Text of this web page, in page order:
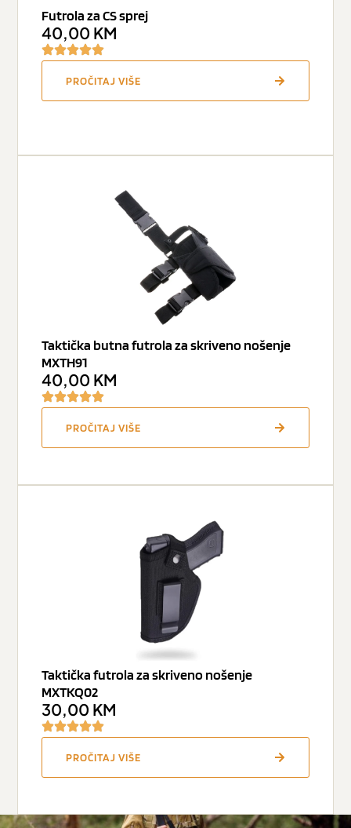
Futrola za CS sprej
40,00 KM
PROČITAJ VIŠE
Taktička butna futrola za skriveno nošenje
MXTH91
40,00 KM
PROČITAJ VIŠE
Taktička futrola za skriveno nošenje
MXTKQ02
30,00 KM
PROČITAJ VIŠE